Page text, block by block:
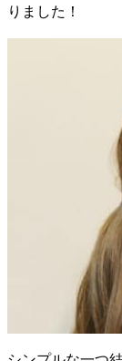
りました！